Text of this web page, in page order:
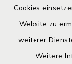
Cookies
Website zu
weiterer
Weitere